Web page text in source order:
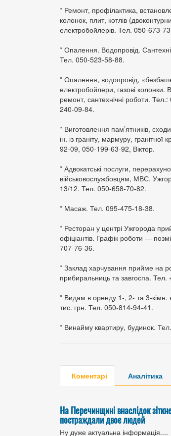
* Ремонт, профілактика,
колонок, плит, котлів
електробойлерів. Тел. 050-673-
* Опалення. Водопровід.
Тел. 050-523-58-88.
* Опалення, водопровід,
електробойлери, газові колонки.
ремонт, сантехнічні роботи.
240-09-84.
* Виготовлення пам’ятників,
ін. із граніту, мармуру,
92-09, 050-199-63-92, Віктор.
* Адвокатські послуги,
військовослужбовцям, МВС.
13/12. Тел. 050-658-70-82.
* Масаж. Тел. 095-475-18-38.
* Ресторан у центрі Ужгорода
офіціантів. Графік роботи —
707-76-36.
* Заклад харчування прийме на
прибиральниць та завгоспа.
* Видам в оренду 1-, 2- та 3-кімн.
тис. грн. Тел. 050-814-94-41.
* Винайму квартиру, будинок.
Коментарі Аналітика
На Перечинщині внаслідок
постраждали двоє людей
Ну дуже актуальна інформація....